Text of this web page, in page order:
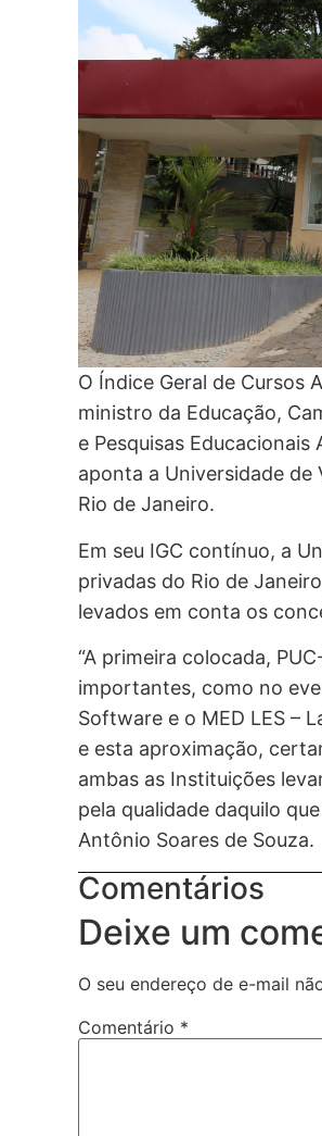
O Índice Geral de Cursos
ministro da Educação,
e Pesquisas Educacionais
aponta a Universidade de
Rio de Janeiro.
Em seu IGC contínuo, a
privadas do Rio de
levados em conta os
“A primeira colocada,
importantes, como no
Software e o MED LES –
e esta aproximação,
ambas as Instituições
pela qualidade daquilo
Antônio Soares de Souza.
Comentários
Deixe um
O seu endereço de e-mail
Comentário *